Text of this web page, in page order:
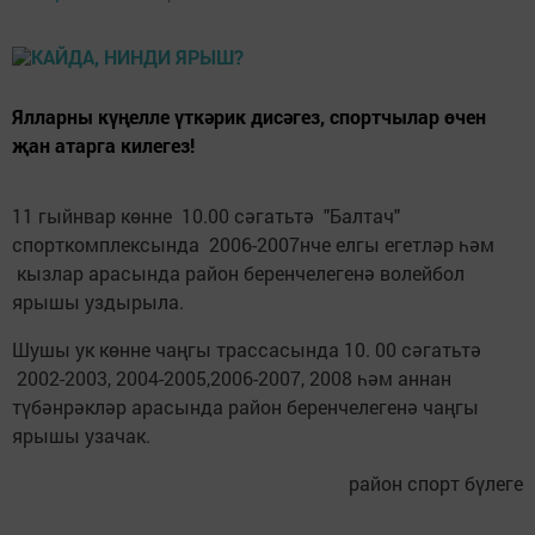
Ялларны күңелле үткәрик дисәгез, спортчылар өчен
җан атарга килегез!
11 гыйнвар көнне 10.00 сәгатьтә "Балтач"
спорткомплексында 2006-2007нче елгы егетләр һәм
кызлар арасында район беренчелегенә волейбол
ярышы уздырыла.
Шушы ук көнне чаңгы трассасында 10. 00 сәгатьтә
2002-2003, 2004-2005,2006-2007, 2008 һәм аннан
түбәнрәкләр арасында район беренчелегенә чаңгы
ярышы узачак.
район спорт бүлеге